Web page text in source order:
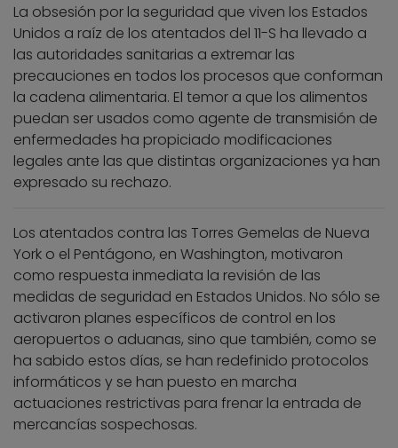
La obsesión por la seguridad que viven los Estados
Unidos a raíz de los atentados del 11-S ha llevado a
las autoridades sanitarias a extremar las
precauciones en todos los procesos que conforman
la cadena alimentaria. El temor a que los alimentos
puedan ser usados como agente de transmisión de
enfermedades ha propiciado modificaciones
legales ante las que distintas organizaciones ya han
expresado su rechazo.
Los atentados contra las Torres Gemelas de Nueva
York o el Pentágono, en Washington, motivaron
como respuesta inmediata la revisión de las
medidas de seguridad en Estados Unidos. No sólo se
activaron planes específicos de control en los
aeropuertos o aduanas, sino que también, como se
ha sabido estos días, se han redefinido protocolos
informáticos y se han puesto en marcha
actuaciones restrictivas para frenar la entrada de
mercancías sospechosas.